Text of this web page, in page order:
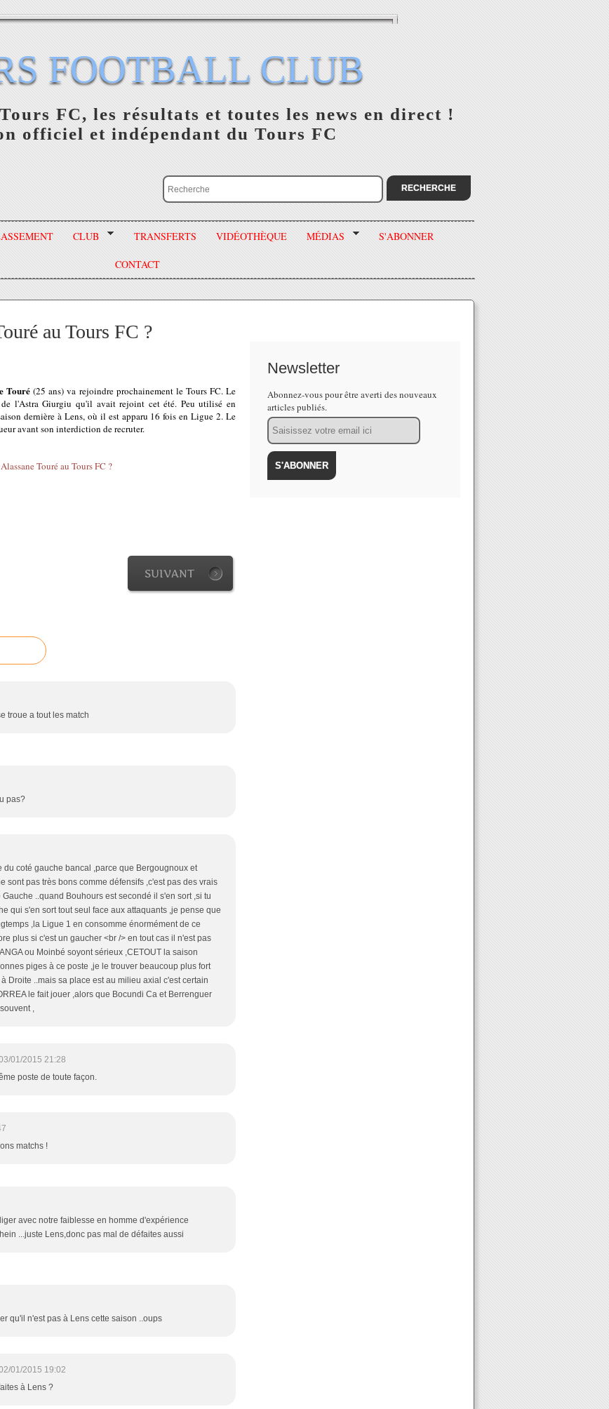
FOOTBALL CLUB
FC, les résultats et toutes les news en direct !
officiel et indépendant du Tours FC
CLUB TRANSFERTS VIDÉOTHÈQUE MÉDIAS S'ABONNER
CONTACT
au Tours FC ?
Touré (25 ans) va rejoindre prochainement le Tours FC. Le
l'Astra Giurgiu qu'il avait rejoint cet été. Peu utilisé en
dernière à Lens, où il est apparu 16 fois en Ligue 2. Le
avant son interdiction de recruter.
SUIVANT
troue a tout les match
pas?
du coté gauche bancal ,parce que Bergougnoux et
sont pas très bons comme défensifs ,c'est pas des vrais
..quand Bouhours est secondé il s'en sort ,si tu
qui s'en sort tout seul face aux attaquants ,je pense que
,la Ligue 1 en consomme énormément de ce
plus si c'est un gaucher <br /> en tout cas il n'est pas
ou Moinbé soyont sérieux ,CETOUT la saison
piges à ce poste ,je le trouver beaucoup plus fort
Droite ..mais sa place est au milieu axial c'est certain
le fait jouer ,alors que Bocundi Ca et Berrenguer
,
01/2015 21:28
poste de toute façon.
matchs !
avec notre faiblesse en homme d'expérience
...juste Lens,donc pas mal de défaites aussi
qu'il n'est pas à Lens cette saison ..oups
01/2015 19:02
à Lens ?
Newsletter
Abonnez-vous pour être averti des nouveaux
articles publiés.
Email